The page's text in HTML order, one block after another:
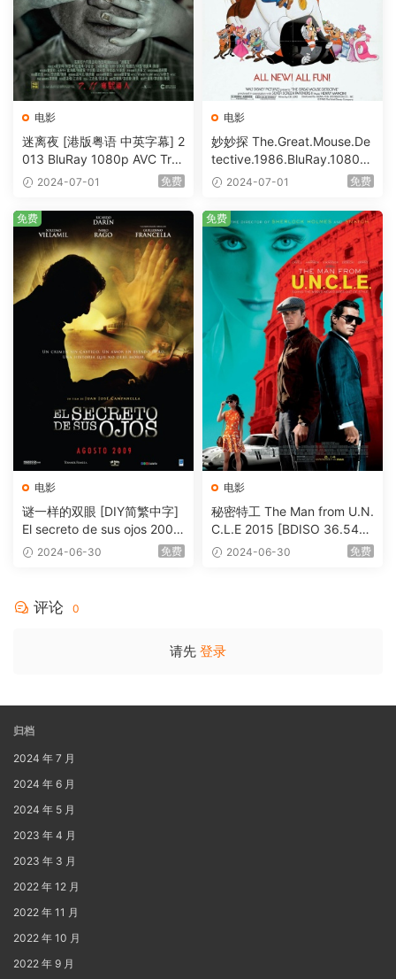
电影
迷离夜 [港版粤语 中英字幕] 2
013 BluRay 1080p AVC Tru
eHD5.1 [BDISO 22.64GB]
2024-07-01 免费
电影
妙妙探 The.Great.Mouse.De
tective.1986.BluRay.1080p.
AVC.DTS-HD.MA.5.1-HDHo
2024-07-01 免费
电影
谜一样的双眼 [DIY简繁中字]
El secreto de sus ojos 2009
1080p Blu-ray AVC DTS-HD
2024-06-30 免费
免费
电影
秘密特工 The Man from U.N.
C.L.E 2015 [BDISO 36.54G
B] 2024-06-30 免费
免费
评论 0
请先 登录
归档
2024 年 7 月
2024 年 6 月
2024 年 5 月
2023 年 4 月
2023 年 3 月
2022 年 12 月
2022 年 11 月
2022 年 10 月
2022 年 9 月